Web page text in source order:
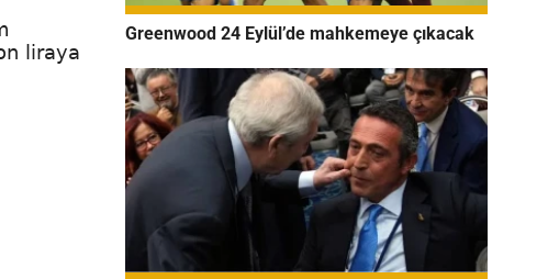
liraya
Greenwood 24 Eylül’de mahkemeye çıkacak